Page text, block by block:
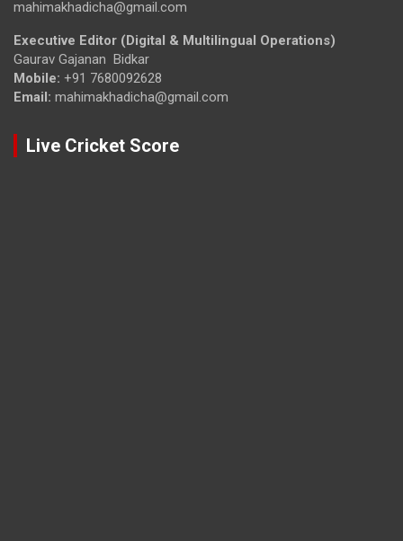
mahimakhadicha@gmail.com
Executive Editor (Digital & Multilingual Operations)
Gaurav Gajanan Bidkar
Mobile: +91 7680092628
Email: mahimakhadicha@gmail.com
Live Cricket Score